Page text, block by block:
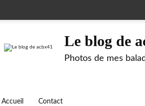
Le blog de
Photos de mes
Accueil Contact